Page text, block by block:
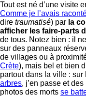
Tout est né d’une visite
Comme je l’avais
dire traumatisé) par la
afficher les faire-parts
de tous. Notez bien : il
sur des panneaux
de villages ou à
Crète), mais bel et bien
partout dans la ville : sur
arbres, j’en passe et
photos des morts se